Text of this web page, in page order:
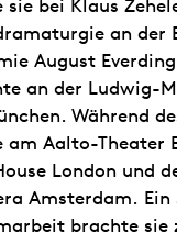
bei Klaus
an der
August
an der Ludwig-
Während
Aalto-Theater
London und
Amsterdam. Ein
brachte sie